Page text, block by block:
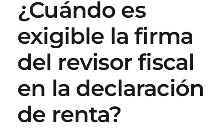
¿Cuándo es
exigible la firma
del revisor fiscal
en la declaración
de renta?